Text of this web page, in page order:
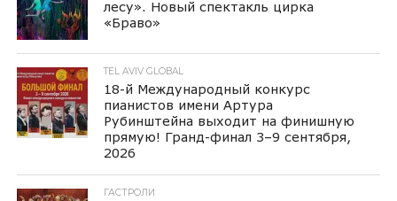
лесу». Новый спектакль цирка
«Браво»
TEL AVIV GLOBAL
18-й Международный конкурс
пианистов имени Артура
Рубинштейна выходит на финишную
прямую! Гранд-финал 3–9 сентября,
2026
ГАСТРОЛИ